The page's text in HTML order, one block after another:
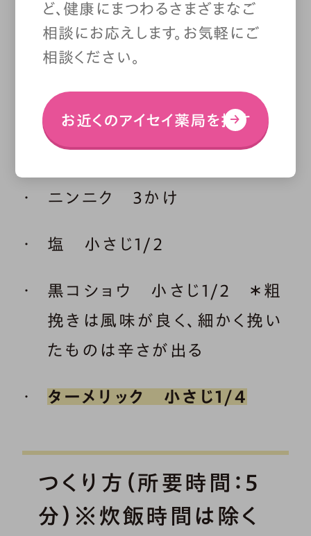
海老などでもOK
米 2合
ニンニク 3かけ
塩 小さじ1/2
黒コショウ 小さじ1/2 ＊粗
挽きは風味が良く、細かく挽い
たものは辛さが出る
ターメリック 小さじ1/4
つくり方（所要時間：5
分）※炊飯時間は除く
ど、健康にまつわるさまざまなご
相談にお応えします。お気軽にご
相談ください。
お近くのアイセイ薬局を探す